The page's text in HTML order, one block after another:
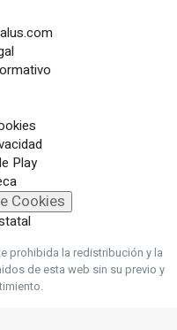
Play
Cookies
prohibida la redistribución y la
de esta web sin su previo y